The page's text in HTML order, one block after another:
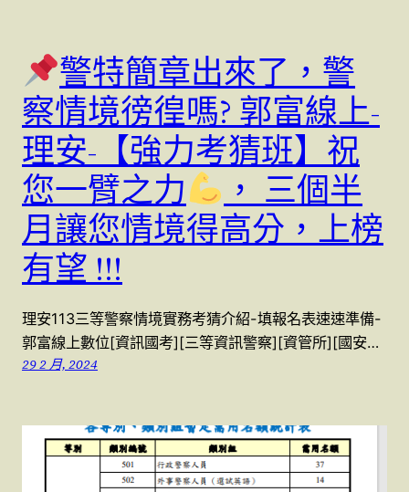
警特簡章出來了，警
察情境徬徨嗎? 郭富線上-
理安-【強力考猜班】祝
您一臂之力
， 三個半
月讓您情境得高分，上榜
有望 !!!
理安113三等警察情境實務考猜介紹-填報名表速速準備-
郭富線上數位[資訊國考][三等資訊警察][資管所][國安…
29 2 月, 2024